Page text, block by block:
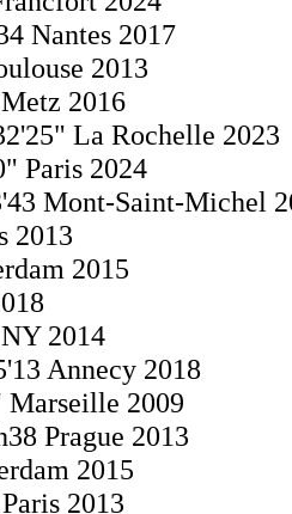
Nantes 2017
2013
2016
La Rochelle 2023
Paris 2024
Mont-Saint-Michel
2013
2015
2014
Annecy 2018
Marseille 2009
Prague 2013
2015
2013